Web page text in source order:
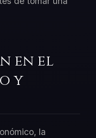
en el
y
la